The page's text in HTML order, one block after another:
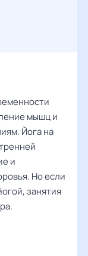
мышц и
Йога на
и
Но если
занятия